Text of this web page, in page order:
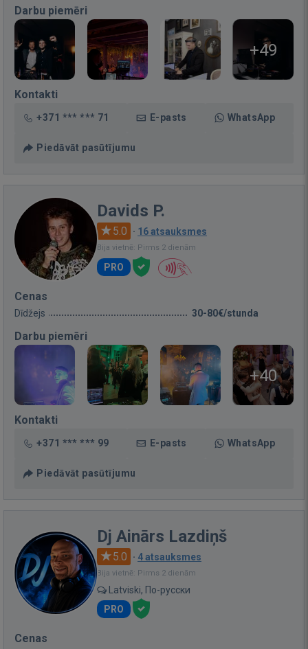
Darbu piemēri
+49
Kontakti
+371 *** *** 71 E-pasts WhatsApp
Piedāvāt pasūtījumu
Davids P.
5.0 · 16 atsauksmes
Bija vietnē: Pirms 2 dienām
PRO
Cenas
Dīdžejs 30-80€/stunda
Darbu piemēri
+40
Kontakti
+371 *** *** 99 E-pasts WhatsApp
Piedāvāt pasūtījumu
Dj Ainārs Lazdiņš
5.0 · 4 atsauksmes
Bija vietnē: Pirms 2 dienām
Latviski, По-русски
PRO
Cenas